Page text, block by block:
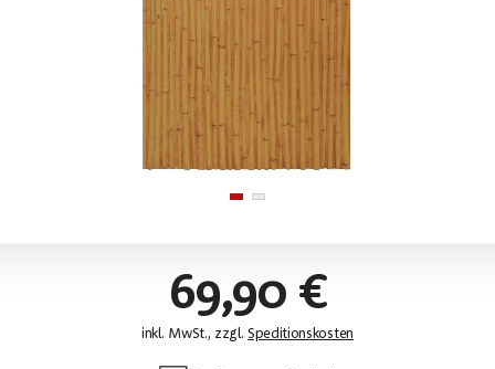
69,90 €
inkl. MwSt., zzgl.Speditionskosten